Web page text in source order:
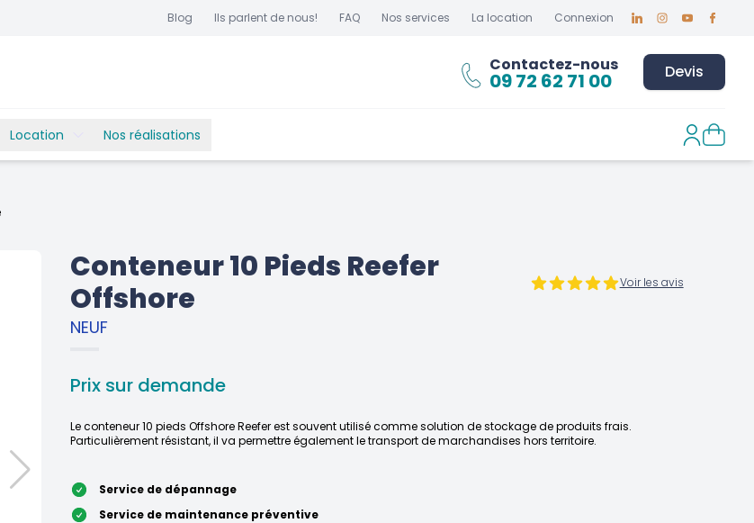
Blog Ils parlent de nous! FAQ Nos services La location Connexion LinkedinInstagram
Youtube
Contactez-nous
09 72 62 71 00 Devis
Location Nos réalisations
Conteneur 10 Pieds Reefer
Offshore
Voir les avis
NEUF
Prix sur demande
Le conteneur 10 pieds Offshore Reefer est souvent utilisé comme solution de stockage de produits frais.
Particulièrement résistant, il va permettre également le transport de marchandises hors territoire.
Service de dépannage
Service de maintenance préventive